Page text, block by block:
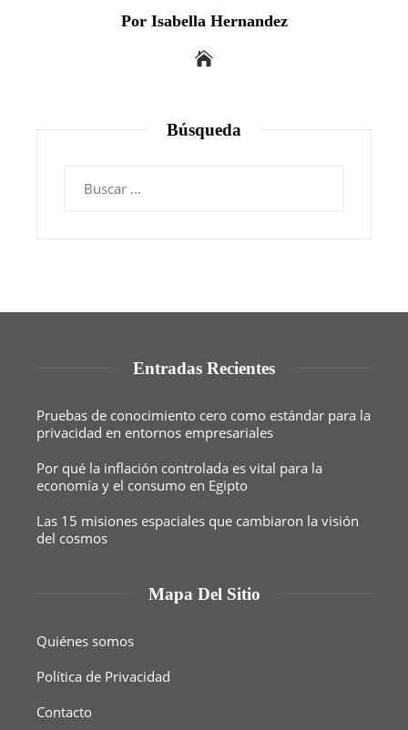
Por Isabella Hernandez
Búsqueda
Entradas Recientes
Pruebas de conocimiento cero como estándar para la
privacidad en entornos empresariales
Por qué la inflación controlada es vital para la
economía y el consumo en Egipto
Las 15 misiones espaciales que cambiaron la visión
del cosmos
Mapa Del Sitio
Quiénes somos
Política de Privacidad
Contacto